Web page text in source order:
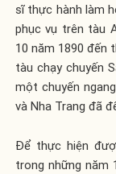
sĩ thực hành làm
phục vụ trên tàu
10 năm 1890 đến
tàu chạy chuyến
một chuyến
và Nha Trang đã
Để thực hiện
trong những năm